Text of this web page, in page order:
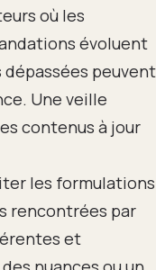
où les
évoluent
peuvent
Une veille
contenus à jour
les formulations
rencontrées par
et